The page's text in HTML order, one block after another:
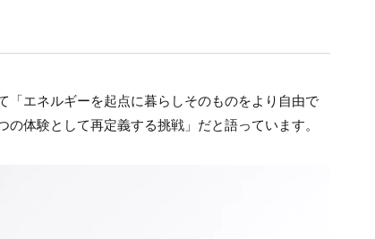
「エネルギーを起点に暮らしそのものをより自由で
体験として再定義する挑戦」だと語っています。